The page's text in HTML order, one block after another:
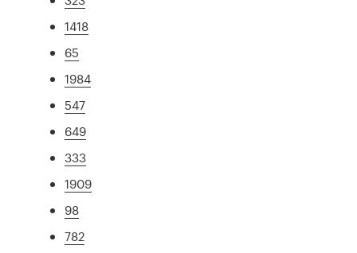
1418
65
1984
547
649
333
1909
98
782